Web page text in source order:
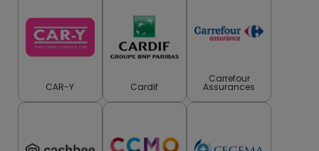
CAR-Y Cardif
Carrefour
Assurances